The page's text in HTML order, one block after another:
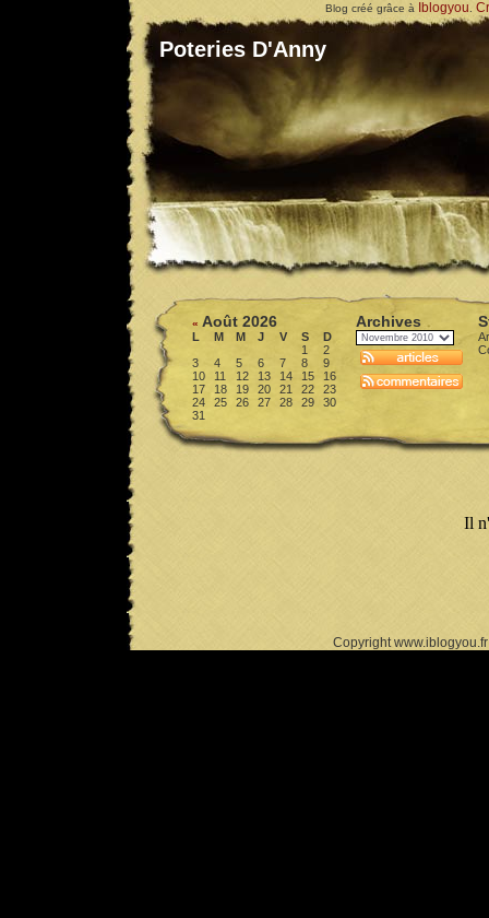
Blog créé grâce à Iblogyou
Poteries D'Anny
« Août 2026
L M M J V S
D
1
2
3
4 5 6 7 8
9
10
11 12 13 14 15
16
17
18 19 20 21 22
23
24
25 26 27 28 29
30
31
Archives
Il
Copyright